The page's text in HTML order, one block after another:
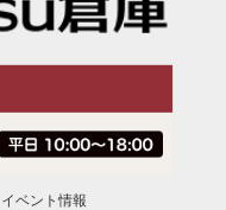
イベント情報